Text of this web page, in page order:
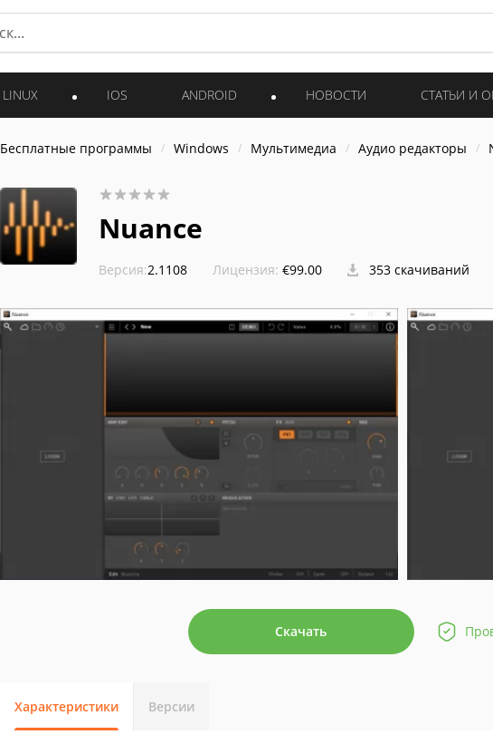
LINUX IOS ANDROID НОВОСТИ СТАТЬИ И
Бесплатные программы Windows Мультимедиа Аудио редакторы
Nuance
Версия:2.1108 Лицензия: €99.00 353 скачиваний
Скачать
Характеристики Версии